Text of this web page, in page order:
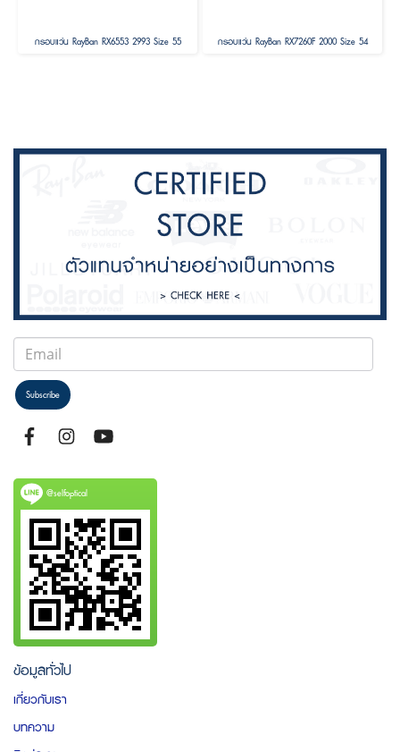
กรอบแว่น RayBan RX6553 2993 Size 55 กรอบแว่น RayBan RX7260F 2000 Size 54
Subscribe
@selfoptical
ข้อมูลทั่วไป
เกี่ยวกับเรา
บทความ